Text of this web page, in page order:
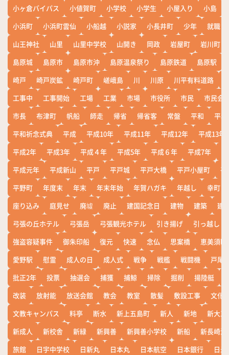
小ヶ倉バイパス 小値賀町 小学校 小学生 小屋入り 小島
小浜町
小浜町雲仙 小船越 小説家 小長井町 少年
就職
山王神社
山里 山里中学校 山開き 岡政 岩屋町
岩川町
島原城
島原市 島原市沖 島原温泉祭り 島原鉄道 島原駅
崎戸
崎戸炭鉱 崎戸町 嵯峨島 川 川原 川平有料道路
工事中
工事開始 工場 工業 市場 市役所 市民
市民会
市長
布津町 帆船 師走 帰省 帰省客 常盤 平和
平
平和祈念式典
平成 平成10年 平成11年 平成12年
平成13年
平成2年
平成3年 平成４年 平成5年 平成６年 平成7年
平成元年
平成新山 平戸 平戸城 平戸大橋 平戸小屋町
平
平野町
年度末 年末 年末年始 年賀ハガキ 年越し
幸町
座り込み
庭見せ 廃墟 廃止 建国記念日 建物 建築
建
弓張の丘ホテル
弓張岳 弓張観光ホテル 引き揚げ
引っ越し
強盗容疑事件
御朱印船 復元 快速 念仏 思案橋
恵美須町
愛野駅
慰霊 成人の日 成人式 戦争 戦艦 戦闘機
戸尾
批正2年
投票 抽選会 捕獲 捕鯨 掃除 掘削 揚陸艇
改装
放射能 放送会館 教会 教室 散髪 敷設工事
文化
文教キャンパス
料亭 断水 新上五島町 新人 新地
新大工
新成人
新校舎 新緑 新興善 新興善小学校 新船
新長崎漁
旅館
日宇中学校 日新丸 日本丸 日本航空 日本銀行
日